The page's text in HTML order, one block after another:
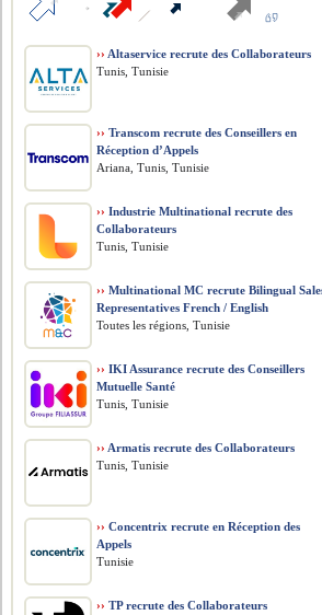
›› Altaservice recrute des Collaborateurs
Tunis, Tunisie
›› Transcom recrute des Conseillers en
Réception d’Appels
Ariana, Tunis, Tunisie
›› Industrie Multinational recrute des
Collaborateurs
Tunis, Tunisie
›› Multinational MC recrute Bilingual
Representatives French / English
Toutes les régions, Tunisie
›› IKI Assurance recrute des Conseillers
Mutuelle Santé
Tunis, Tunisie
›› Armatis recrute des Collaborateurs
Tunis, Tunisie
›› Concentrix recrute en Réception des
Appels
Tunisie
›› TP recrute des Collaborateurs